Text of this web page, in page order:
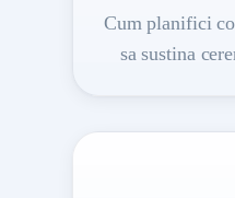
Cum planifici
sa sustina